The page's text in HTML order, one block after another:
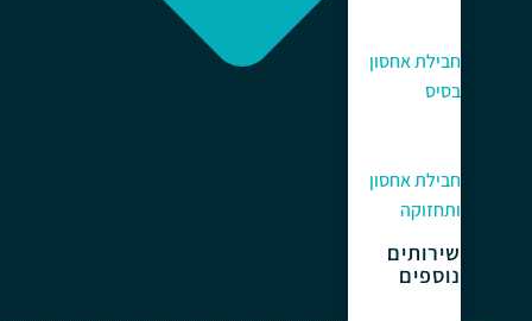
חבילת אחסון
בסיס
חבילת אחסון
ותחזוקה
שירותים
נוספים